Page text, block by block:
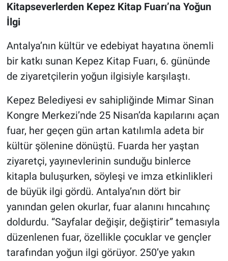
Kitapseverlerden Kepez Kitap Fuarı’na Yoğun
İlgi
Antalya’nın kültür ve edebiyat hayatına önemli
bir katkı sunan Kepez Kitap Fuarı, 6. gününde
de ziyaretçilerin yoğun ilgisiyle karşılaştı.
Kepez Belediyesi ev sahipliğinde Mimar Sinan
Kongre Merkezi’nde 25 Nisan’da kapılarını açan
fuar, her geçen gün artan katılımla adeta bir
kültür şölenine dönüştü. Fuarda her yaştan
ziyaretçi, yayınevlerinin sunduğu binlerce
kitapla buluşurken, söyleşi ve imza etkinlikleri
de büyük ilgi gördü. Antalya’nın dört bir
yanından gelen okurlar, fuar alanını hıncahınç
doldurdu. “Sayfalar değişir, değiştirir” temasıyla
düzenlenen fuar, özellikle çocuklar ve gençler
tarafından yoğun ilgi görüyor. 250’ye yakın